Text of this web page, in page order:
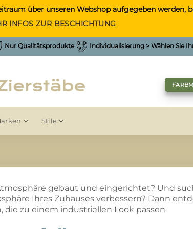
über unseren Webshop aufgegeben
INFOS ZUR BESCHICHTUNG
Nur Qualitätsprodukte Individualisierung > Wählen Sie
Stile
gebaut und eingerichtet? Und
Ihres Zuhauses verbessern? Dann
zu einem industriellen Look passen.